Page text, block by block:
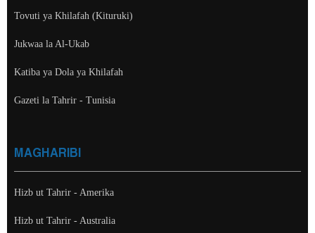
Tovuti ya Khilafah (Kituruki)
Jukwaa la Al-Ukab
Katiba ya Dola ya Khilafah
Gazeti la Tahrir - Tunisia
MAGHARIBI
Hizb ut Tahrir - Amerika
Hizb ut Tahrir - Australia